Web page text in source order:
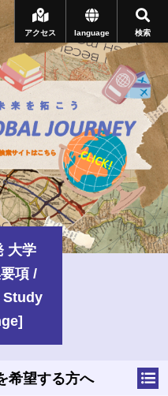
検索
language
アクセス
大学
項 /
Study
希望する方へ